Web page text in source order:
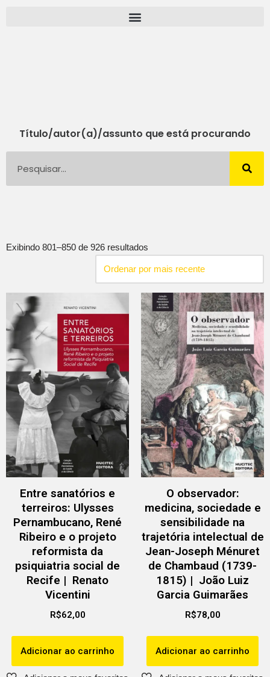
Título/autor(a)/assunto que está procurando
Exibindo 801–850 de 926 resultados
Entre sanatórios e
terreiros: Ulysses
Pernambucano, René
Ribeiro e o projeto
reformista da
psiquiatria social de
Recife | Renato
Vicentini
R$62,00
Adicionar ao carrinho
O observador:
medicina, sociedade e
sensibilidade na
trajetória intelectual de
Jean-Joseph Ménuret
de Chambaud (1739-
1815) | João Luiz
Garcia Guimarães
R$78,00
Adicionar ao carrinho